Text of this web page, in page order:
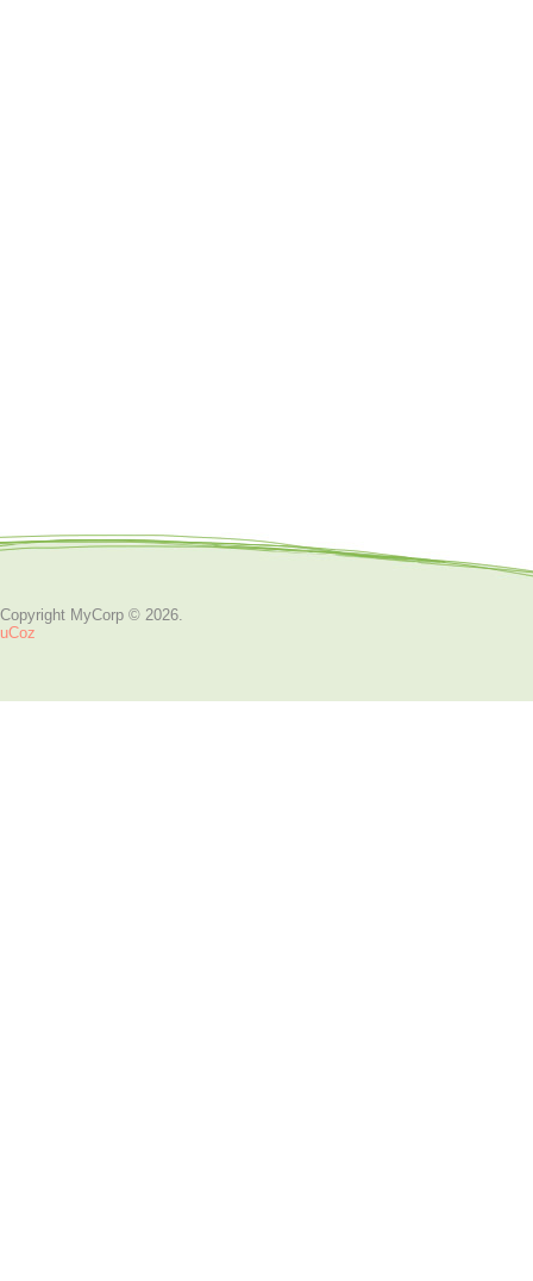
Copyright MyCorp © 2026.
uCoz